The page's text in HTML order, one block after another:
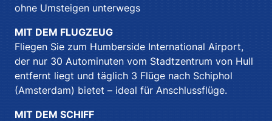
ohne Umsteigen unterwegs
MIT DEM FLUGZEUG
Fliegen Sie zum Humberside International Airport,
der nur 30 Autominuten vom Stadtzentrum von Hull
entfernt liegt und täglich 3 Flüge nach Schiphol
(Amsterdam) bietet – ideal für Anschlussflüge.
MIT DEM SCHIFF